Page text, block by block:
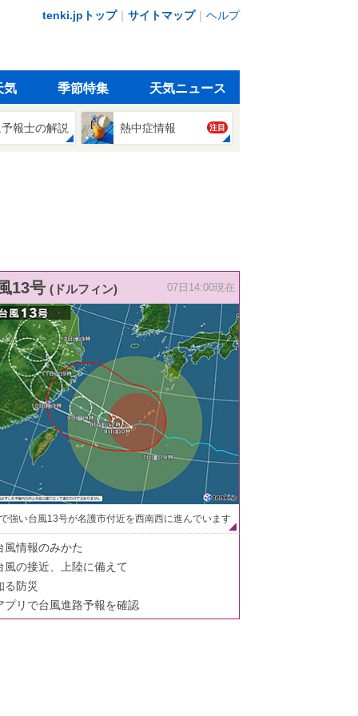
tenki.jpトップ｜ サイトマップ｜ ヘルプ
気 季節特集 天気ニュース
報士の解説 熱中症情報 注目
13号 (ドルフィン) 07日14:00現在
強い台風13号が名護市付近を西南西に進んでいます
風情報のみかた
風の接近、上陸に備えて
る防災
プリで台風進路予報を確認